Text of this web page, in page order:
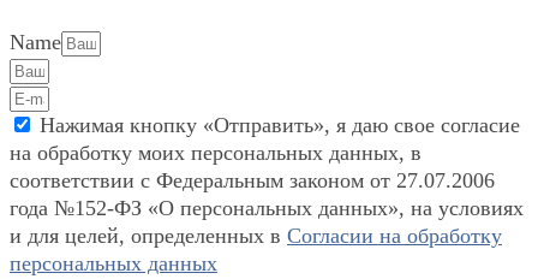
Name
Нажимая кнопку «Отправить», я даю свое согласие
на обработку моих персональных данных, в
соответствии с Федеральным законом от 27.07.2006
года №152-ФЗ «О персональных данных», на условиях
и для целей, определенных в Согласии на обработку
персональных данных